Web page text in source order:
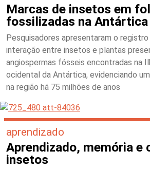
Marcas de insetos em
fossilizadas na Antártica
Pesquisadores apresentaram o
interação entre insetos e plantas
angiospermas fósseis encontradas na
ocidental da Antártica, evidenciando
na região há 75 milhões de anos
aprendizado
Aprendizado, memória e
insetos